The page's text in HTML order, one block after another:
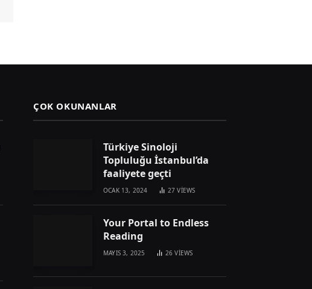
ÇOK OKUNANLAR
Türkiye Sinoloji
Topluluğu İstanbul’da
faaliyete geçti
OCAK 13, 2024 27VIEWS
Your Portal to Endless
Reading
MAYIS 3, 2025 26VIEWS